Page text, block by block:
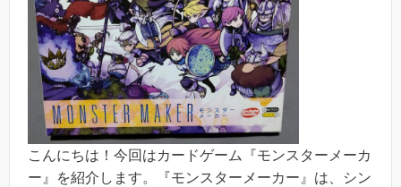
こんにちは！今回はカードゲーム『モンスターメーカ
ー』を紹介します。『モンスターメーカー』は、シン